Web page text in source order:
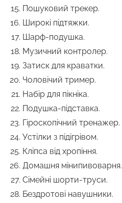
Пошуковий трекер.
Широкі підтяжки.
Шарф-подушка.
Музичний контролер.
Затиск для краватки.
Чоловічий тример.
Набір для пікніка.
Подушка-підставка.
Гіроскопічний тренажер.
Устілки з підігрівом.
Кліпса від хропіння.
Домашня мінипивоварня.
Сімейні шорти-труси.
Бездротові навушники.